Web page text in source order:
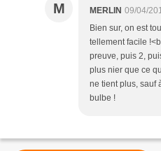
M MERLIN 09/04/
Bien sur, on est
tellement facile
preuve, puis 2,
plus nier que ce
ne tient plus, sauf
bulbe !